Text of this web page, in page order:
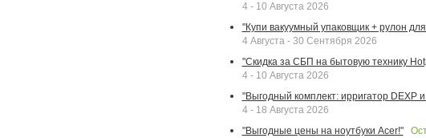
4 - 10 Августа 2026
"Купи вакуумный упаковщик + рулон
4 Августа - 30 Сентября 2026
"Скидка за СБП на бытовую технику
4 - 10 Августа 2026
"Выгодный комплект: ирригатор DEXP
4 - 18 Августа 2026
"Выгодные цены на ноутбуки Acer!"